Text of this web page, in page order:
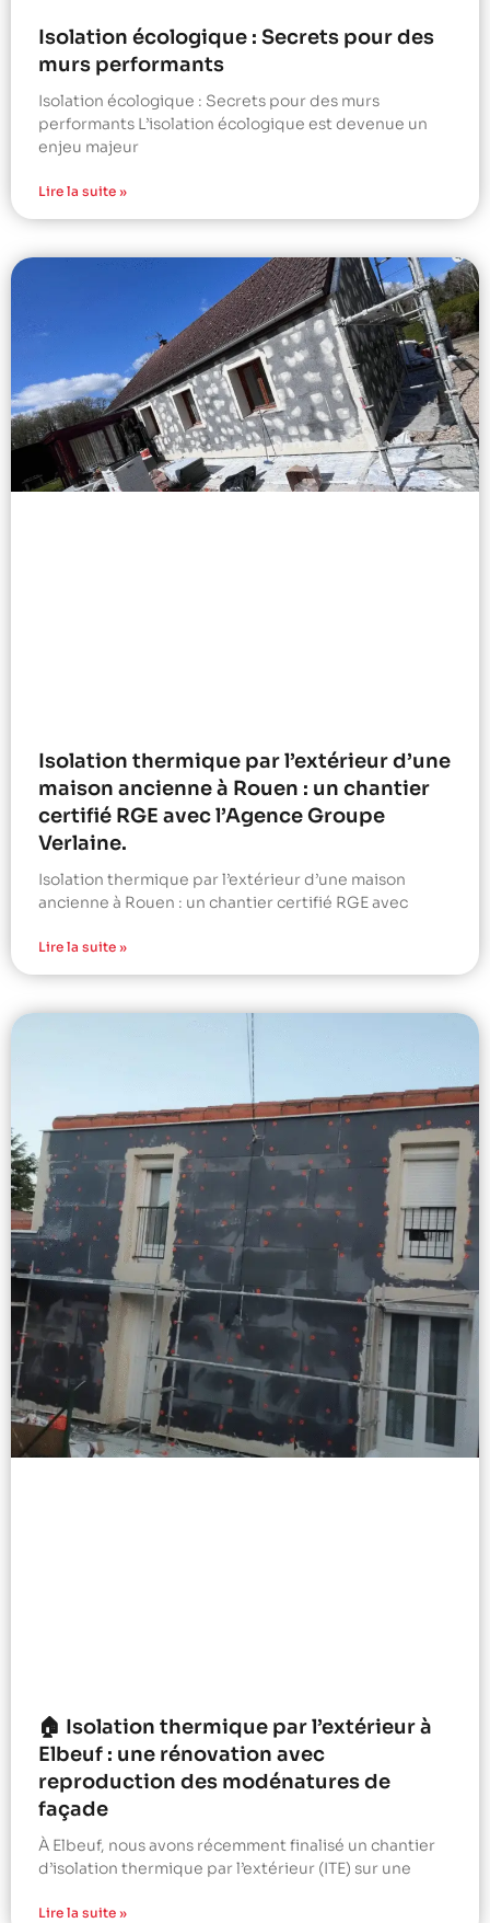
Isolation écologique : Secrets pour des
murs performants
Isolation écologique : Secrets pour des murs
performants L’isolation écologique est devenue un
enjeu majeur
Lire la suite »
Isolation thermique par l’extérieur d’une
maison ancienne à Rouen : un chantier
certifié RGE avec l’Agence Groupe
Verlaine.
Isolation thermique par l’extérieur d’une maison
ancienne à Rouen : un chantier certifié RGE avec
Lire la suite »
🏠 Isolation thermique par l’extérieur à
Elbeuf : une rénovation avec
reproduction des modénatures de
façade
À Elbeuf, nous avons récemment finalisé un chantier
d’isolation thermique par l’extérieur (ITE) sur une
Lire la suite »